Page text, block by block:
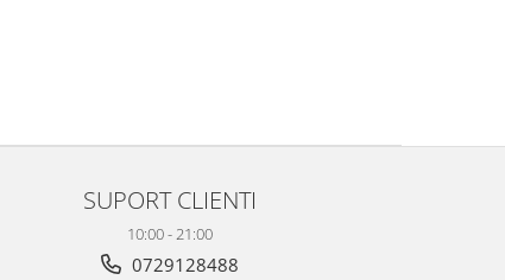
SUPORT CLIENTI
10:00 - 21:00
0729128488